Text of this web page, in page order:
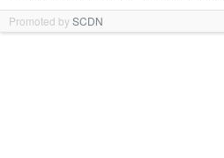
Promoted bySCDN